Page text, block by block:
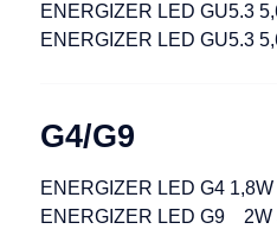
ENERGIZER LED GU5.3
ENERGIZER LED GU5.3
G4/G9
ENERGIZER LED G4
ENERGIZER LED G9 2W